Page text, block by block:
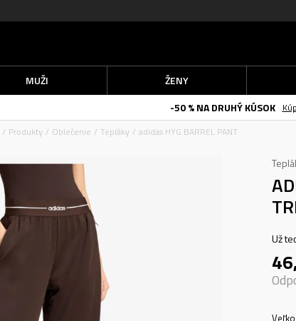
MUŽI ŽENY
-50 % NA DRUHÝ KÚSOK
Produkty Oblečenie Tepláky adidas HYG BARREL PANT
Už